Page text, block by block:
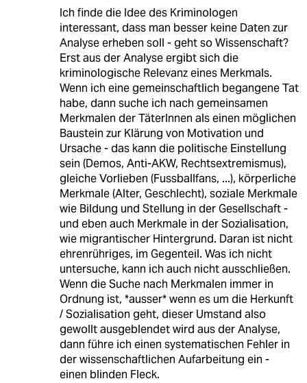
Ich finde die Idee des Kriminologen
interessant, dass man besser keine Daten zur
Analyse erheben soll - geht so Wissenschaft?
Erst aus der Analyse ergibt sich die
kriminologische Relevanz eines Merkmals.
Wenn ich eine gemeinschaftlich begangene Tat
habe, dann suche ich nach gemeinsamen
Merkmalen der TäterInnen als einen möglichen
Baustein zur Klärung von Motivation und
Ursache - das kann die politische Einstellung
sein (Demos, Anti-AKW, Rechtsextremismus),
gleiche Vorlieben (Fussballfans, ...), körperliche
Merkmale (Alter, Geschlecht), soziale Merkmale
wie Bildung und Stellung in der Gesellschaft -
und eben auch Merkmale in der Sozialisation,
wie migrantischer Hintergrund. Daran ist nicht
ehrenrühriges, im Gegenteil. Was ich nicht
untersuche, kann ich auch nicht ausschließen.
Wenn die Suche nach Merkmalen immer in
Ordnung ist, *ausser* wenn es um die Herkunft
/ Sozialisation geht, dieser Umstand also
gewollt ausgeblendet wird aus der Analyse,
dann führe ich einen systematischen Fehler in
der wissenschaftlichen Aufarbeitung ein -
einen blinden Fleck.